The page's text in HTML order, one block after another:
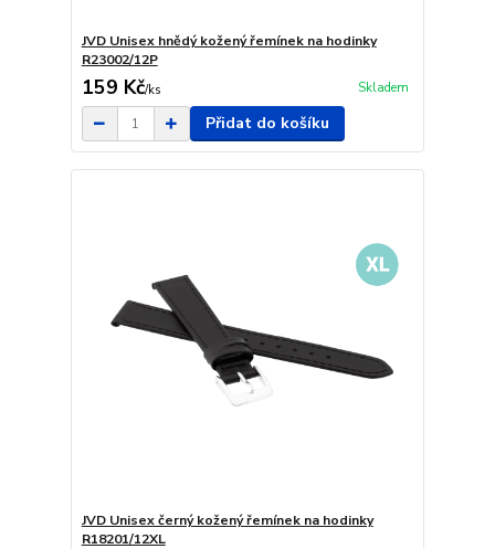
JVD Unisex hnědý kožený řemínek na hodinky
R23002/12P
159 Kč/ks Skladem
Přidat do košíku
JVD Unisex černý kožený řemínek na hodinky
R18201/12XL